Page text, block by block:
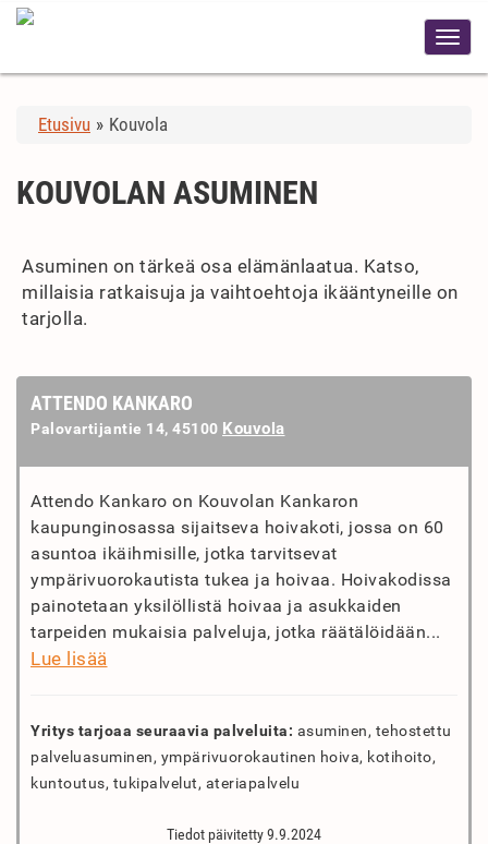
Etusivu » Kouvola
KOUVOLAN ASUMINEN
Asuminen on tärkeä osa elämänlaatua. Katso,
millaisia ratkaisuja ja vaihtoehtoja ikääntyneille on
tarjolla.
ATTENDO KANKARO
Palovartijantie 14, 45100 Kouvola
Attendo Kankaro on Kouvolan Kankaron
kaupunginosassa sijaitseva hoivakoti, jossa on 60
asuntoa ikäihmisille, jotka tarvitsevat
ympärivuorokautista tukea ja hoivaa. Hoivakodissa
painotetaan yksilöllistä hoivaa ja asukkaiden
tarpeiden mukaisia palveluja, jotka räätälöidään...
Lue lisää
Yritys tarjoaa seuraavia palveluita: asuminen, tehostettu
palveluasuminen, ympärivuorokautinen hoiva, kotihoito,
kuntoutus, tukipalvelut, ateriapalvelu
Tiedot päivitetty 9.9.2024